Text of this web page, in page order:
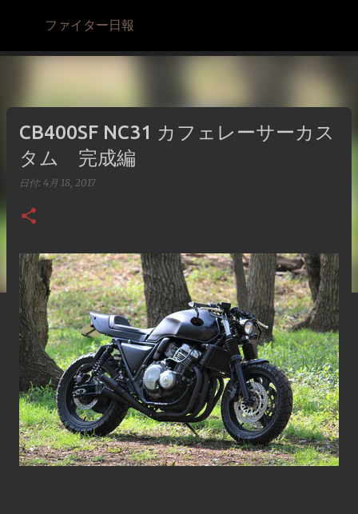
スキップしてメイン コンテンツに移動
ファイター日報
CB400SF NC31 カフェレーサーカス
タム 完成編
日付: 4月 18, 2017